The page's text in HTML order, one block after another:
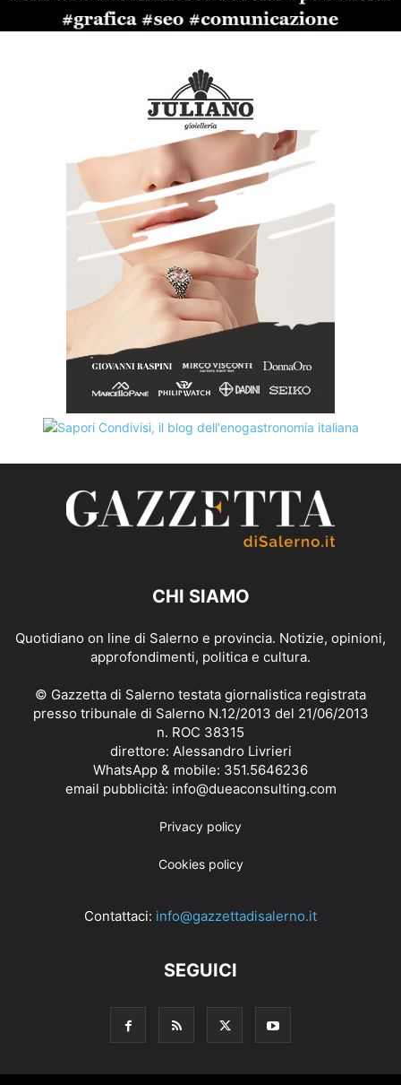
CHI SIAMO
Quotidiano on line di Salerno e provincia. Notizie, opinioni,
approfondimenti, politica e cultura.
© Gazzetta di Salerno testata giornalistica registrata
presso tribunale di Salerno N.12/2013 del 21/06/2013
n. ROC 38315
direttore: Alessandro Livrieri
WhatsApp & mobile: 351.5646236
email pubblicità: info@dueaconsulting.com
Privacy policy
Cookies policy
Contattaci: info@gazzettadisalerno.it
SEGUICI